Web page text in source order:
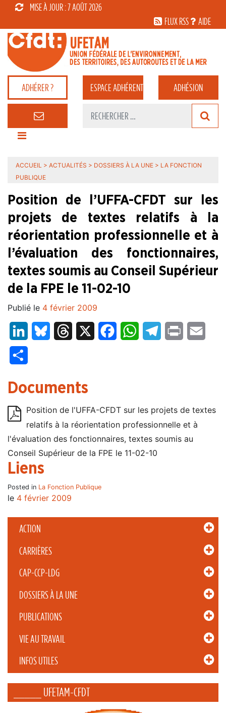
MISE À JOUR : 7 AOÛT 2026
FLUX RSS
AIDE
ADHÉRER ? ESPACEADHÉRENT ADHÉSION
ACTION
CARRIÈRES
CAP-CCP-LDG
DOSSIERS À LA UNE
PUBLICATIONS
VIE AU TRAVAIL
INFOS UTILES
_____ UFETAM-CFDT
ACCUEIL > ACTUALITÉS > DOSSIERS À LA UNE > LA FONCTION
PUBLIQUE
Position de l’UFFA-CFDT sur les
projets de textes relatifs à la
réorientation professionnelle et à
l’évaluation des fonctionnaires,
textes soumis au Conseil Supérieur
de la FPE le 11-02-10
Publié le 4 février 2009
LinkedInBluesky Threads FacebookWhatsAppTelegram
Print
Documents
Position de l'UFFA-CFDT sur les projets de textes
relatifs à la réorientation professionnelle et à
l'évaluation des fonctionnaires, textes soumis au
Conseil Supérieur de la FPE le 11-02-10
Liens
Posted in La Fonction Publique
le 4 février 2009